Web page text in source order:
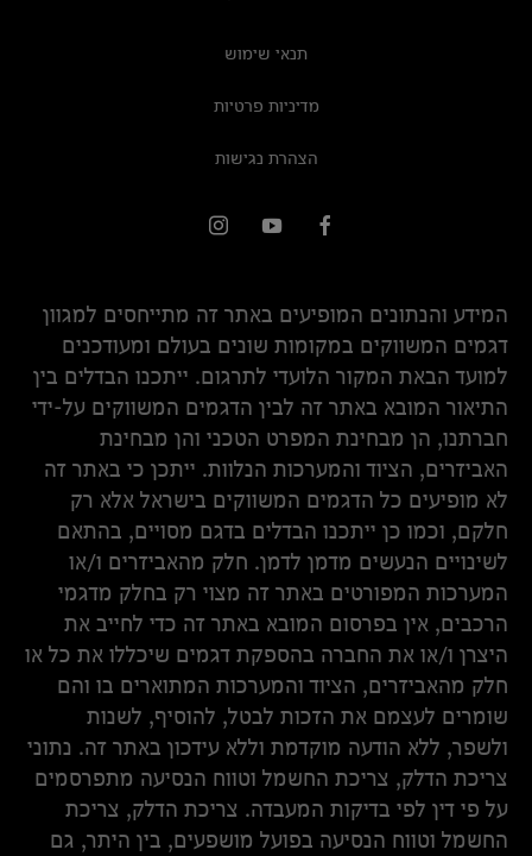
תנאי שימוש
מדיניות פרטיות
הצהרת נגישות
המידע והנתונים המופיעים באתר זה מתייחסים למגוון
דגמים המשווקים במקומות שונים בעולם ומעודכנים
למועד הבאת המקור הלועדי לתרגום. ייתכנו הבדלים בין
התיאור המובא באתר זה לבין הדגמים המשווקים על-ידי
חברתנו, הן מבחינת המפרט הטכני והן מבחינת
האביזרים, הציוד והמערכות הנלוות. ייתכן כי באתר זה
לא מופיעים כל הדגמים המשווקים בישראל אלא רק
חלקם, וכמו כן ייתכנו הבדלים בדגם מסויים, בהתאם
לשינויים הנעשים מדמן לדמן. חלק מהאביזרים ו/או
המערכות המפורטים באתר זה מצוי רק בחלק מדגמי
הרכבים, אין בפרסום המובא באתר זה כדי לחייב את
היצרן ו/או את החברה בהספקת דגמים שיכללו את כל או
חלק מהאביזרים, הציוד והמערכות המתוארים בו והם
שומרים לעצמם את הזכות לבטל, להוסיף, לשנות
ולשפר, ללא הודעה מוקדמת וללא עידכון באתר זה. נתוני
צריכת הדלק, צריכת החשמל וטווח הנסיעה מתפרסמים
על פי דין לפי בדיקות המעבדה. צריכת הדלק, צריכת
החשמל וטווח הנסיעה בפועל מושפעים, בין היתר, גם